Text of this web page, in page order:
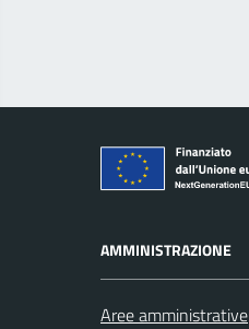
AMMINISTRAZIONE
Aree amministrative